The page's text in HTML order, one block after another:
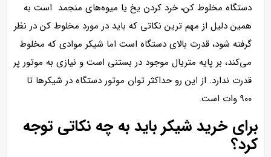
دستگاه مخلوط کن، خرد کردن یخ یا میوه‌های منجمد است به
همین دلیل از مهم ترین نکاتی که باید در مورد مخلوط کن در نظر
گرفته شود، قدرت بالای دستگاه است اما شیکر موادی که مخلوط
می‌کند، بر پایه متریال موجود در بستنی است و نیازی به موتور پر
قدرت ندارد. از این رو حداکثر توان موتور دستگاه در شیکرها تا
900 وات است.
برای خرید شیکر باید به چه نکاتی توجه
کرد؟